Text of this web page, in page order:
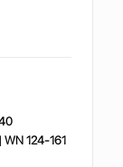
124-161